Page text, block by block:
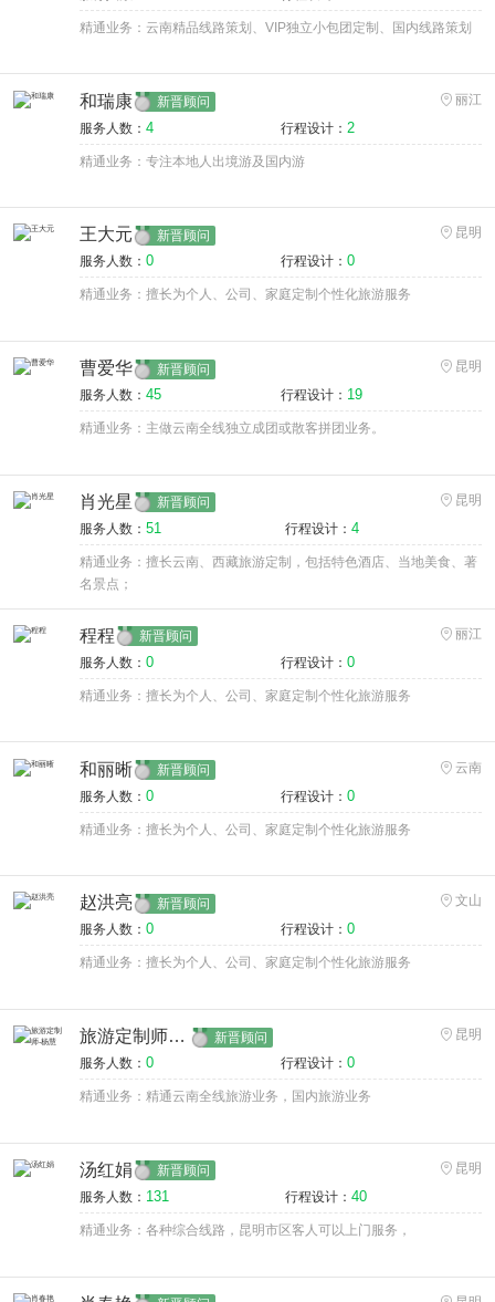
精通业务：云南精品线路策划、VIP独立小包团定制、国内线路策划
和瑞康 新晋顾问
丽江
服务人数： 4 行程设计： 2
精通业务：专注本地人出境游及国内游
王大元 新晋顾问
昆明
服务人数： 0 行程设计： 0
精通业务：擅长为个人、公司、家庭定制个性化旅游服务
曹爱华 新晋顾问
昆明
服务人数： 45 行程设计： 19
精通业务：主做云南全线独立成团或散客拼团业务。
肖光星 新晋顾问
昆明
服务人数： 51 行程设计： 4
精通业务：擅长云南、西藏旅游定制，包括特色酒店、当地美食、著
名景点；
程程 新晋顾问
丽江
服务人数： 0 行程设计： 0
精通业务：擅长为个人、公司、家庭定制个性化旅游服务
和丽晰 新晋顾问
云南
服务人数： 0 行程设计： 0
精通业务：擅长为个人、公司、家庭定制个性化旅游服务
赵洪亮 新晋顾问
文山
服务人数： 0 行程设计： 0
精通业务：擅长为个人、公司、家庭定制个性化旅游服务
旅游定制师-杨慧 新晋顾问
昆明
服务人数： 0 行程设计： 0
精通业务：精通云南全线旅游业务，国内旅游业务
汤红娟 新晋顾问
昆明
服务人数： 131 行程设计： 40
精通业务：各种综合线路，昆明市区客人可以上门服务，